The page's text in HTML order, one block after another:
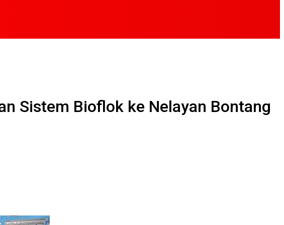
Sistem Bioflok ke Nelayan Bontang